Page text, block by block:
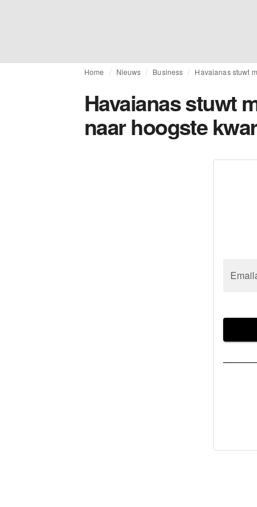
Home Nieuws Business Havaianas stuwt
Havaianas stuwt
naar hoogste